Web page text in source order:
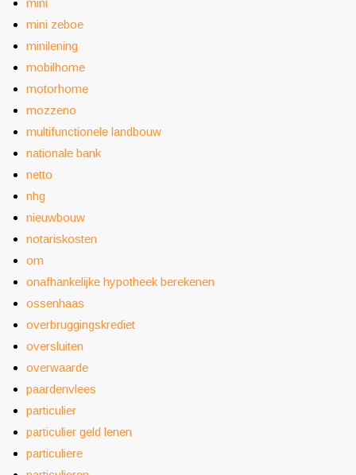
mini
mini zeboe
minilening
mobilhome
motorhome
mozzeno
multifunctionele landbouw
nationale bank
netto
nhg
nieuwbouw
notariskosten
om
onafhankelijke hypotheek berekenen
ossenhaas
overbruggingskrediet
oversluiten
overwaarde
paardenvlees
particulier
particulier geld lenen
particuliere